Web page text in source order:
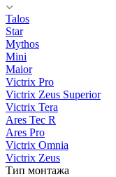
Talos
Star
Mythos
Mini
Maior
Victrix Pro
Victrix Zeus Superior
Victrix Tera
Ares Tec R
Ares Pro
Victrix Omnia
Victrix Zeus
Тип монтажа